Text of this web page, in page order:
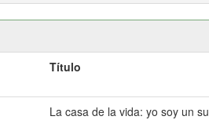
Título
La casa de la vida: yo soy un